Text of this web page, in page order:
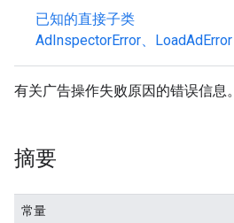
已知的直接子类
AdInspectorError、 LoadAdError
有关广告操作失败原因的错误信息。
摘要
常量